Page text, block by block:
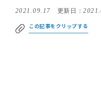
2021.09.17 更新日：
この記事をクリップする